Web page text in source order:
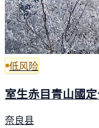
低风险
室生赤目青山國
奈良县